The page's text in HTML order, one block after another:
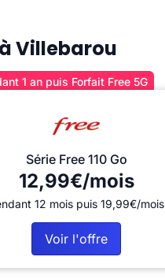
Villebarou
1 an puis Forfait Free 5G
Série Free 110 Go
12,99€/mois
12 mois puis 19,99€/mois
Voir l'offre